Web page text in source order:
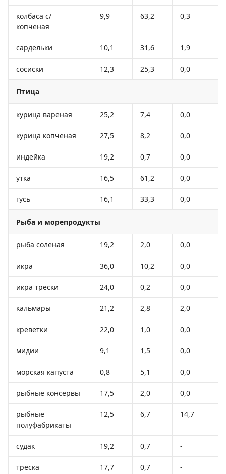
колбаса с/
копченая
9,9 63,2 0,3
сардельки 10,1 31,6 1,9
сосиски 12,3 25,3 0,0
Птица
курица вареная 25,2 7,4 0,0
курица копченая 27,5 8,2 0,0
индейка 19,2 0,7 0,0
утка 16,5 61,2 0,0
гусь 16,1 33,3 0,0
Рыба и морепродукты
рыба соленая 19,2 2,0 0,0
икра 36,0 10,2 0,0
икра трески 24,0 0,2 0,0
кальмары 21,2 2,8 2,0
креветки 22,0 1,0 0,0
мидии 9,1 1,5 0,0
морская капуста 0,8 5,1 0,0
рыбные консервы 17,5 2,0 0,0
рыбные
полуфабрикаты
12,5 6,7 14,7
судак 19,2 0,7 -
треска 17,7 0,7 -